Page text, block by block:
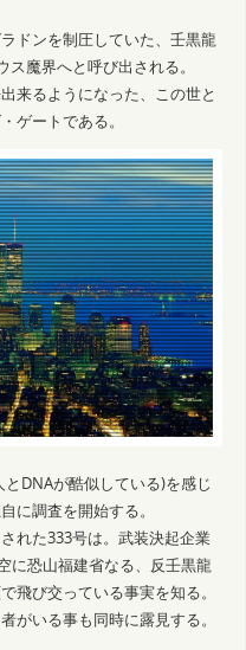
ドンを制圧していた、壬黒龍
魔界へと呼び出される。
来るようになった、この世と
ゲートである。
DNAが酷似している)を感じ
に調査を開始する。
れた333号は。武装決起企業
に恐山福建省なる、反壬黒龍
飛び交っている事実を知る。
がいる事も同時に露見する。